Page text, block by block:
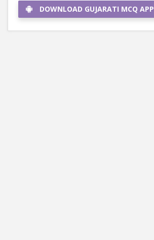
DOWNLOAD GUJARATI MCQ APP